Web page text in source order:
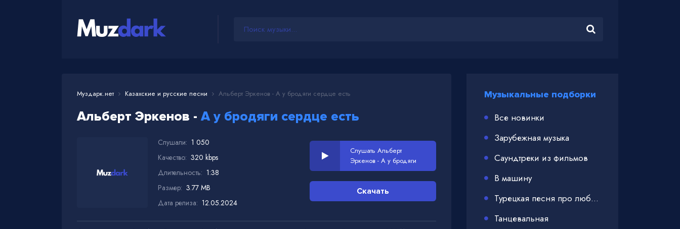
Муздарк.нет Казахские и русские песни Альберт Эркенов - А у бродяги сердце есть
Альберт Эркенов - А у бродяги сердце есть
Слушали: 1 050
Качество: 320 kbps
Длительность: 1:38
Размер: 3.77 MB
Дата релиза: 12.05.2024
Слушать Альберт
Эркенов - А у бродяги
сердце есть
Скачать
Музыкальные подборки
Все новинки
Зарубежная музыка
Саундтреки из фильмов
В машину
Турецкая песня про любовь
Танцевальная